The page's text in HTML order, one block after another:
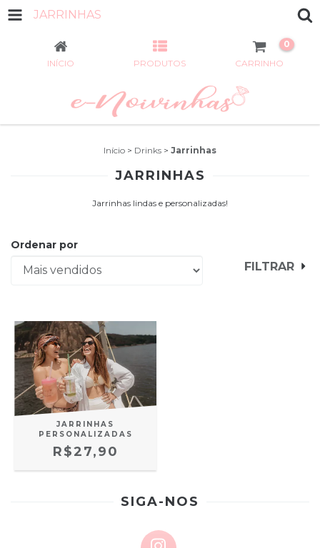
JARRINHAS
INÍCIO PRODUTOS CARRINHO
0
Início > Drinks > Jarrinhas
JARRINHAS
Jarrinhas lindas e personalizadas!
Ordenar por
FILTRAR
JARRINHAS
PERSONALIZADAS
R$27,90
SIGA-NOS